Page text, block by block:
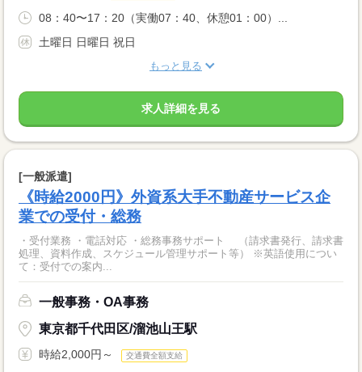
08：40〜17：20（実働07：40、休憩01：00）...
土曜日 日曜日 祝日
もっと見る
求人詳細を見る
[一般派遣]
《時給2000円》外資系大手不動産サービス企
業での受付・総務
・受付業務 ・電話対応 ・総務事務サポート （請求書発行、請求書
処理、資料作成、スケジュール管理サポート等） ※英語使用につい
て：受付での案内...
一般事務・OA事務
東京都千代田区/溜池山王駅
時給2,000円～ 交通費全額支給